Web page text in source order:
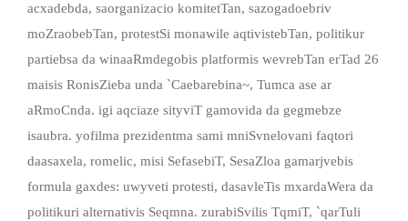
acxadebda, saorganizacio komitetTan, sazogadoebriv
moZraobebTan, protestSi monawile aqtivistebTan, politikur
partiebsa da winaaRmdegobis platformis wevrebTan erTad 26
maisis RonisZieba unda `Caebarebina~, Tumca ase ar
aRmoCnda. igi aqciaze sityviT gamovida da gegmebze
isaubra. yofilma prezidentma sami mniSvnelovani faqtori
daasaxela, romelic, misi SefasebiT, SesaZloa gamarjvebis
formula gaxdes: uwyveti protesti, dasavleTis mxardaWera da
politikuri alternativis Seqmna. zurabiSvilis TqmiT, `qarTuli